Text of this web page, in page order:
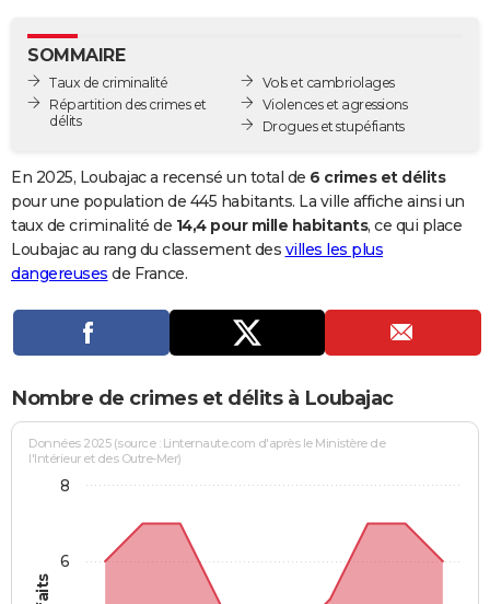
GUIDES D'ACHAT
BONS PLANS
Carte de Noël
Carte Bonne année
Carte Saint-Valentin
Carte Pâques
Carte d'anniversaire
DICTIONNAIRE
Dictionnaire
Biographies
Citations
Expressions
Proverbes
PROGRAMME TV
Se connecter
Entreprises
Service militaire
Avis de recherche
AVIS DE DÉCÈS
Bricolage
Lifestyle
Culture
Sport
Auto
Television
Voyage
Cinema
SOMMAIRE
Taux de criminalité
Répartition des crimes et
délits
Vols et cambriolages
Violences et agressions
Drogues et stupéfiants
En 2025, Loubajac a recensé un total de 6 crimes et délits
pour une population de 445 habitants. La ville affiche ainsi un
taux de criminalité de 14,4 pour mille habitants, ce qui place
Loubajac au rang du classement des villes les plus
dangereuses de France.
Nombre de crimes et délits à Loubajac
Données 2025 (source : Linternaute.com d'après le Ministère de
l'Intérieur et des Outre-Mer)
6
8